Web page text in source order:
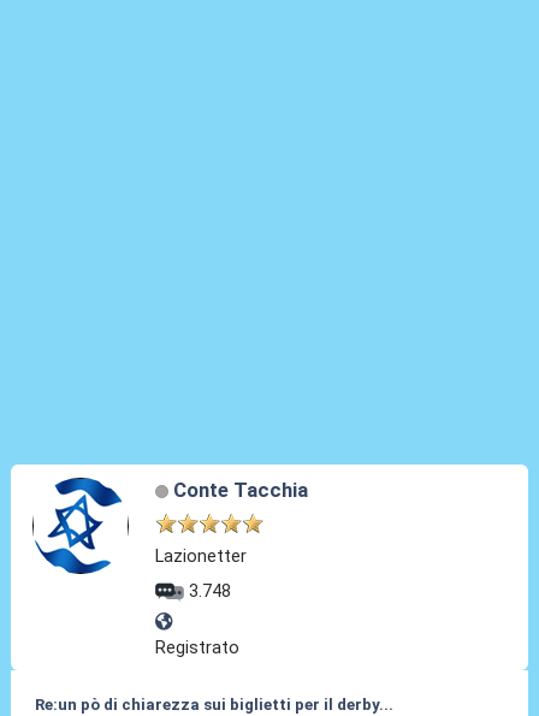
Conte Tacchia
Lazionetter
3.748
Registrato
Re:un pò di chiarezza sui biglietti per il derby...